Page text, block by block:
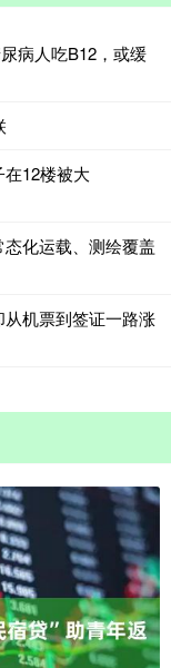
病人吃B12，或缓
12楼被大
化运载、测绘覆盖
机票到签证一路涨